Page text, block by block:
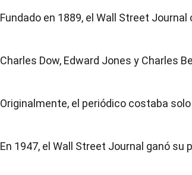
Fundado en 1889, el Wall Street
Charles Dow, Edward Jones y Charles
Originalmente, el periódico costaba
En 1947, el Wall Street Journal ganó su